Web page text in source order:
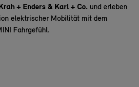
Krah + Enders & Karl + Co. und erleben
elektrischer Mobilität mit dem
Fahrgefühl.